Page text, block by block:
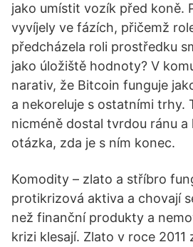
jako umístit vozík před koně.
vyvíjely ve fázích, přičemž
předcházela roli prostředku
jako úložiště hodnoty? V
narativ, že Bitcoin funguje
a nekoreluje s ostatními trhy.
nicméně dostal tvrdou ránu a
otázka, zda je s ním konec.
Komodity – zlato a stříbro
protikrizová aktiva a chovají
než finanční produkty a
krizi klesají. Zlato v roce